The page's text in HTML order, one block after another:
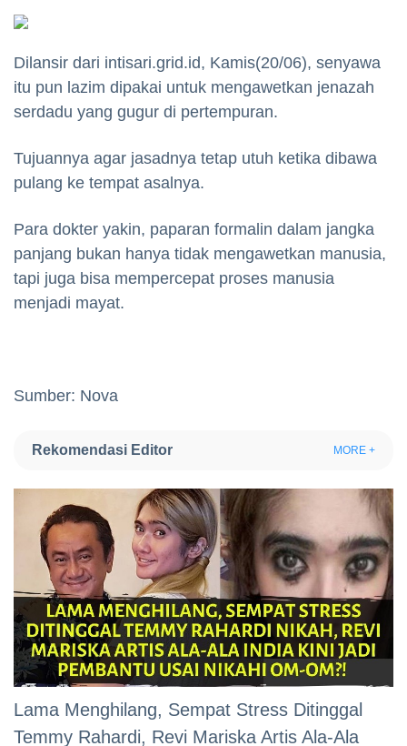
Dilansir dari intisari.grid.id, Kamis(20/06), senyawa
itu pun lazim dipakai untuk mengawetkan jenazah
serdadu yang gugur di pertempuran.
Tujuannya agar jasadnya tetap utuh ketika dibawa
pulang ke tempat asalnya.
Para dokter yakin, paparan formalin dalam jangka
panjang bukan hanya tidak mengawetkan manusia,
tapi juga bisa mempercepat proses manusia
menjadi mayat.
Sumber: Nova
Rekomendasi Editor MORE +
Lama Menghilang, Sempat Stress Ditinggal
Temmy Rahardi, Revi Mariska Artis Ala-Ala